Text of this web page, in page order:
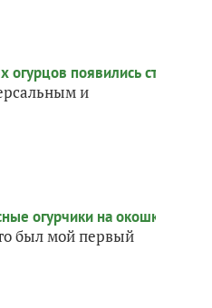
и
был мой первый